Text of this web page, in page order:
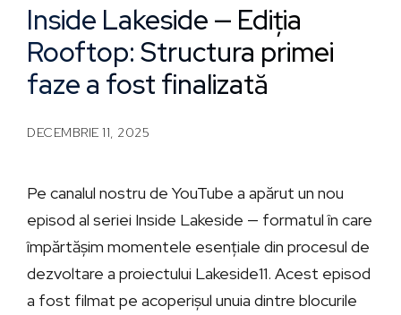
Inside Lakeside — Ediția
Rooftop: Structura primei
faze a fost finalizată
DECEMBRIE 11, 2025
Pe canalul nostru de YouTube a apărut un nou
episod al seriei Inside Lakeside — formatul în care
împărtășim momentele esențiale din procesul de
dezvoltare a proiectului Lakeside11. Acest episod
a fost filmat pe acoperișul unuia dintre blocurile